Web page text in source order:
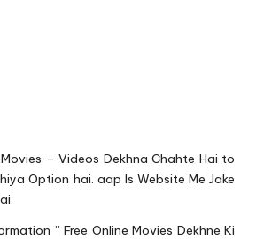
– Videos Dekhna Chahte Hai to
Option hai. aap Is Website Me Jake
” Free Online Movies Dekhne Ki